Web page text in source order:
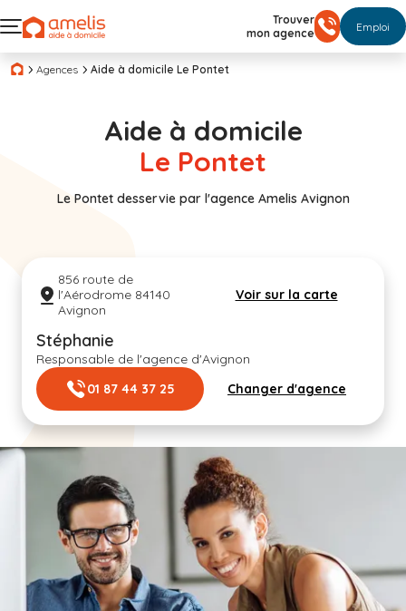
Trouver
mon agence
Emploi
Agences Aide à domicile Le Pontet
Aide à domicile
Le Pontet
Le Pontet desservie par l'agence Amelis Avignon
856 route de
l'Aérodrome 84140
Avignon
Voir sur la carte
Stéphanie
Responsable de l'agence d'Avignon
01 87 44 37 25
Changer d'agence